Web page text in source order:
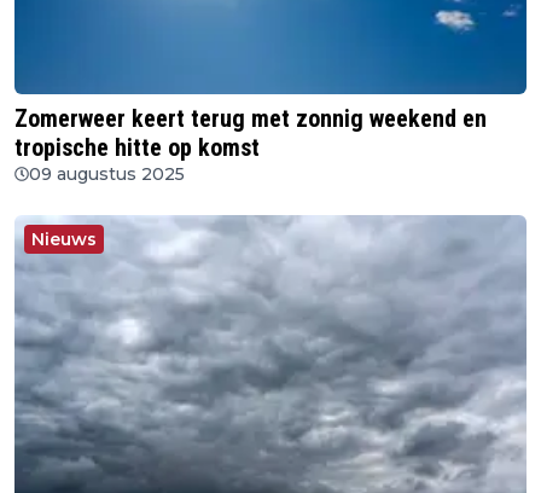
Zomerweer keert terug met zonnig weekend en
tropische hitte op komst
09 augustus 2025
Nieuws